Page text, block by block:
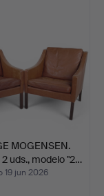
MOGENSEN.
uds., modelo "2…
19 jun 2026